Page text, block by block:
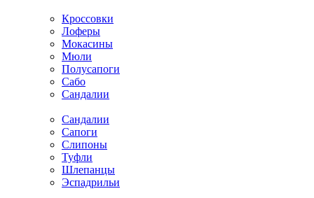
Кроссовки
Лоферы
Мокасины
Мюли
Полусапоги
Сабо
Сандалии
Сандалии
Сапоги
Слипоны
Туфли
Шлепанцы
Эспадрильи